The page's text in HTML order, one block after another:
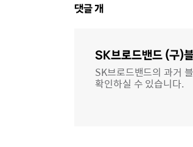
댓
댓글개
SK브로드밴드 (구)
SK브로드밴드의 과거
확인하실 수 있습니다.